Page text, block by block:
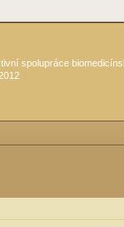
spolupráce